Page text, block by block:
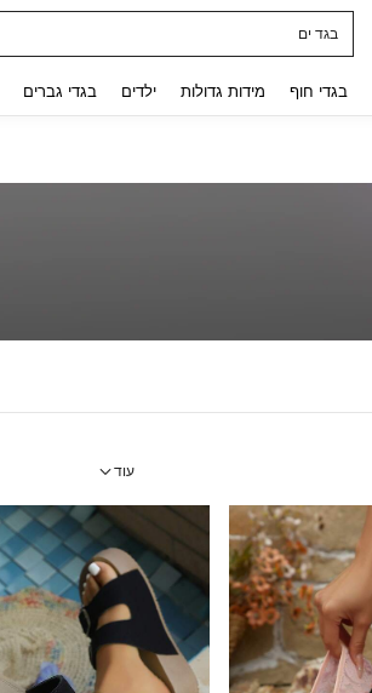
בגד ים
בגדי חוף מידות גדולות ילדים בגדי גברים
עוד